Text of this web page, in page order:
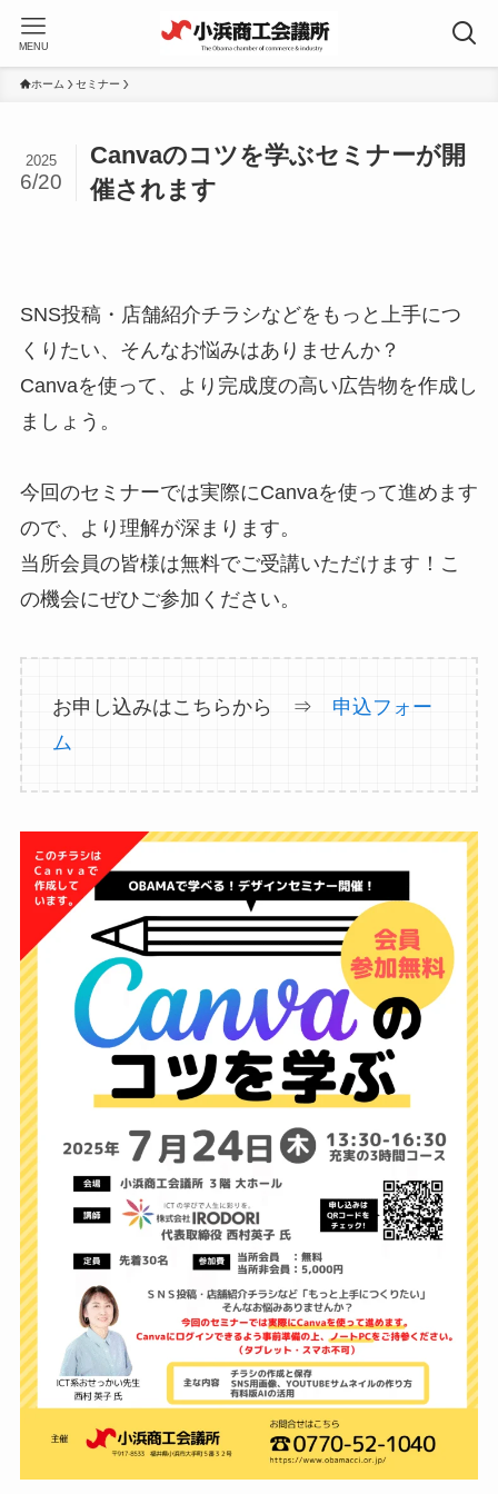
MENU
ホーム セミナー
Canvaのコツを学ぶセミナーが開
催されます
2025
6/20
SNS投稿・店舗紹介チラシなどをもっと上手につ
くりたい、そんなお悩みはありませんか？
Canvaを使って、より完成度の高い広告物を作成し
ましょう。
今回のセミナーでは実際にCanvaを使って進めます
ので、より理解が深まります。
当所会員の皆様は無料でご受講いただけます！こ
の機会にぜひご参加ください。
お申し込みはこちらから ⇒ 申込フォー
ム